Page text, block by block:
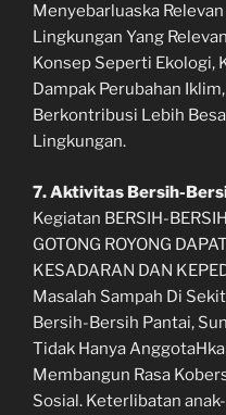
Menyebarluaska
Lingkungan Yang
Konsep Seperti Ekologi,
Dampak Perubahan
Berkontribusi Lebih
Lingkungan.
7. Aktivitas Bersih-
Kegiatan BERSIH-
GOTONG ROYONG
KESADARAN DAN
Masalah Sampah Di
Bersih-Bersih Pantai,
Tidak Hanya
Membangun Rasa
Sosial. Keterlibatan